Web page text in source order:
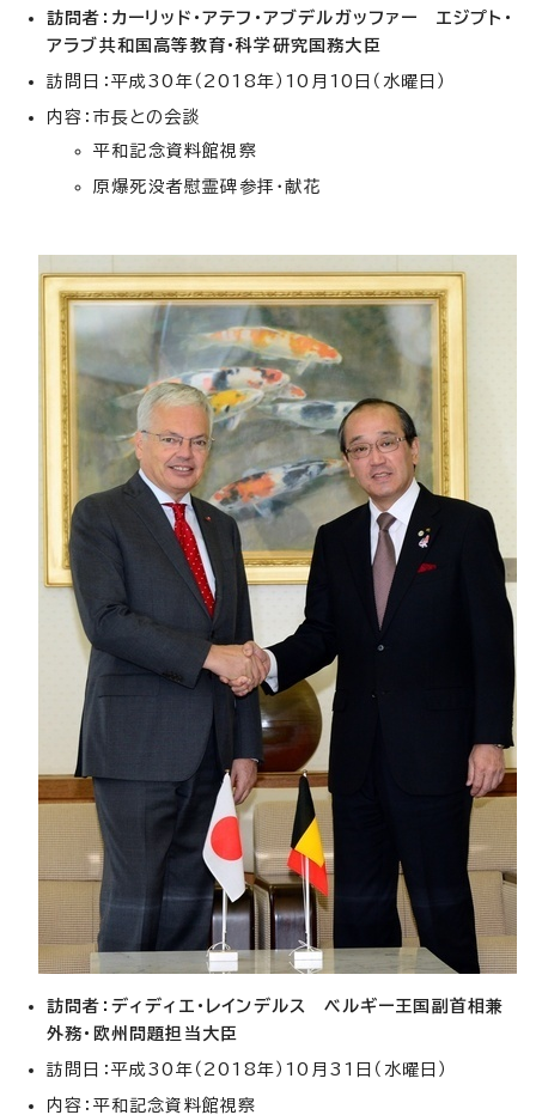
訪問者：カーリッド・アテフ・アブデルガッファー エジプト・
アラブ共和国高等教育・科学研究 国務大臣
訪問日：平成30年（2018年）10月10日（水曜日）
内容：市長との会談
平和記念資料館視察
原爆死没者慰霊碑参拝・献花
訪問者：ディディエ・レインデルス ベルギー王国副首相兼
外務・欧州問題担当大臣
訪問日：平成30年（2018年）10月31日（水曜日）
内容：平和記念資料館視察